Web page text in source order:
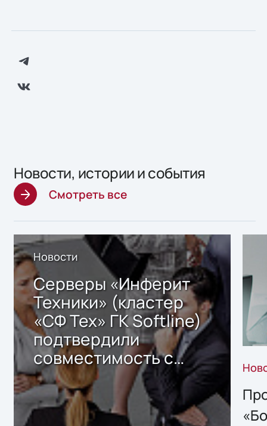
Новости, истории и события
Смотреть все
Новости
Серверы «Инферит
Техники» (кластер
«СФ Тех» ГК Softline)
подтвердили
совместимость с
решением Sharx
Storage 2.x для
хранения данных